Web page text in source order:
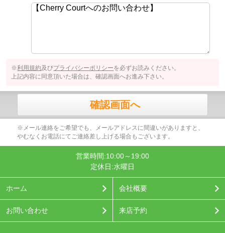
※利用規約及びプライバシーポリシーを必ずお読みください。
上記内容に同意頂いた場合は、確認画面へお進み下さい。
確認画面へ
※メール連絡をご希望でも、メールアドレスに間違いがありますと、
やむなくお電話にてご連絡差し上げる場合もございます。
営業時間:10:00～19:00
定休日:水曜日
ホーム 会社概要
お問い合わせ 来店予約